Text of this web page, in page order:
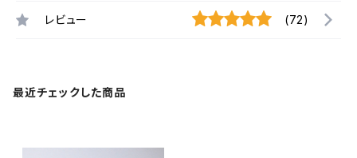
レビュー (72)
最近チェックした商品